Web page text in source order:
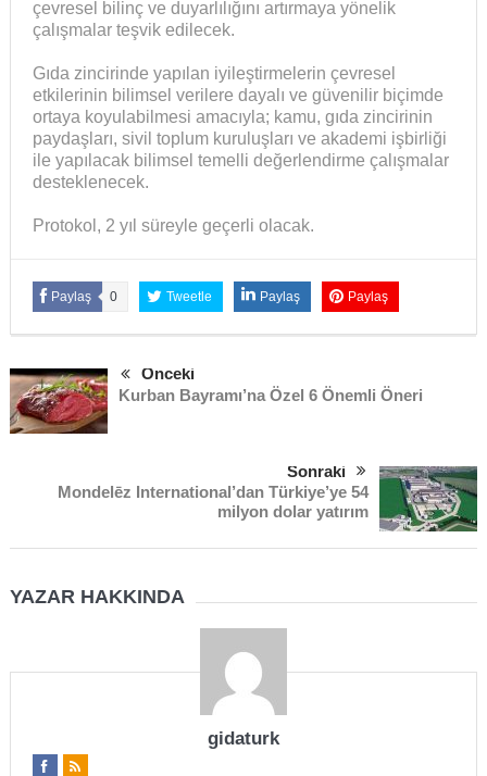
çevresel bilinç ve duyarlılığını artırmaya yönelik
çalışmalar teşvik edilecek.
Gıda zincirinde yapılan iyileştirmelerin çevresel
etkilerinin bilimsel verilere dayalı ve güvenilir biçimde
ortaya koyulabilmesi amacıyla; kamu, gıda zincirinin
paydaşları, sivil toplum kuruluşları ve akademi işbirliği
ile yapılacak bilimsel temelli değerlendirme çalışmalar
desteklenecek.
Protokol, 2 yıl süreyle geçerli olacak.
Paylaş 0 Tweetle Paylaş Paylaş
Önceki
Kurban Bayramı’na Özel 6 Önemli Öneri
Sonraki
Mondelēz International’dan Türkiye’ye 54
milyon dolar yatırım
YAZAR HAKKINDA
gidaturk